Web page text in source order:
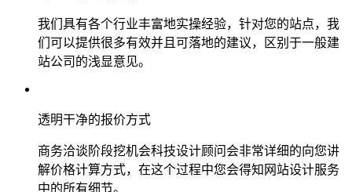
我们具有各个行业丰富地实操经验，针对您的站点，我
们可以提供很多有效并且可落地的建议，区别于一般建
站公司的浅显意见。
透明干净的报价方式
商务洽谈阶段挖机会科技设计顾问会非常详细的向您讲
解价格计算方式，在这个过程中您会得知网站设计服务
中的所有细节。